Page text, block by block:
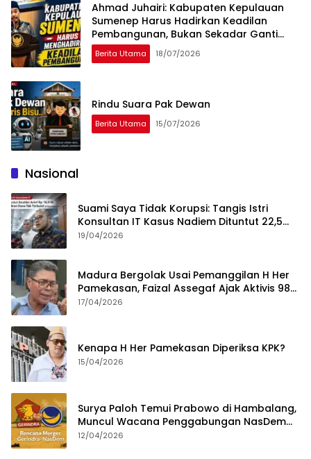
Ahmad Juhairi: Kabupaten Kepulauan
Sumenep Harus Hadirkan Keadilan
Pembangunan, Bukan Sekadar Ganti
Nama
Berita Utama 18/07/2026
Rindu Suara Pak Dewan
Berita Utama 15/07/2026
Nasional
Suami Saya Tidak Korupsi: Tangis Istri
Konsultan IT Kasus Nadiem Dituntut 22,5
Tahun
19/04/2026
Madura Bergolak Usai Pemanggilan H Her
Pamekasan, Faizal Assegaf Ajak Aktivis 98
Bongkar Permainan KPK
17/04/2026
Kenapa H Her Pamekasan Diperiksa KPK?
15/04/2026
Surya Paloh Temui Prabowo di Hambalang,
Muncul Wacana Penggabungan NasDem
dan Gerindra
12/04/2026